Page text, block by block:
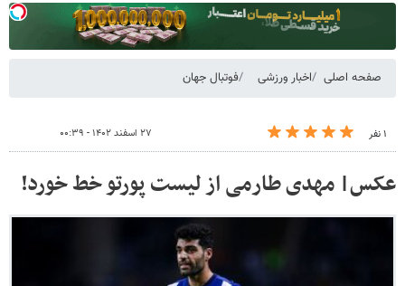
صفحه اصلی اخبار ورزشی فوتبال جهان
۱ نفر ۲۷ اسفند ۱۴۰۲ - ۰۰:۳۹
عکس| مهدی طارمی از لیست پورتو خط خورد!